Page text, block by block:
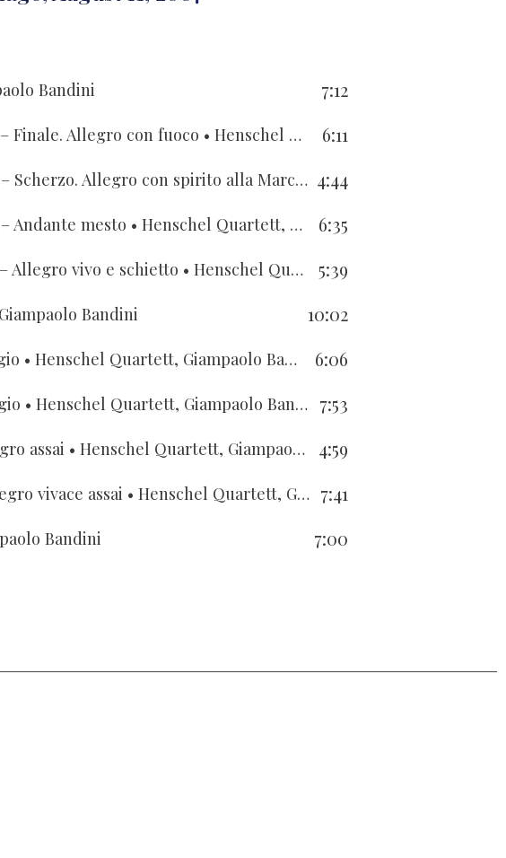
Bandini
7:12
Finale. Allegro con fuoco • Henschel Quartett, Giampaolo Bandini
6:11
Quintetto op. 143 per quartetto e chitarra – Scherzo. Allegro con spirito alla Marcia • Henschel Quartett,
4:44
Andante mesto • Henschel Quartett, Giampaolo Bandini
6:35
Allegro vivo e schietto • Henschel Quartett, Giampaolo Bandini
5:39
Bandini
10:02
• Henschel Quartett, Giampaolo Bandini
6:06
• Henschel Quartett, Giampaolo Bandini
7:53
assai • Henschel Quartett, Giampaolo Bandini
4:59
vivace assai • Henschel Quartett, Giampaolo Bandini
7:41
Bandini 7:00